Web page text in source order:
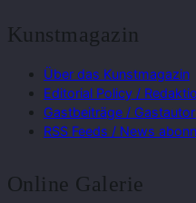
Kunstmagazin
Über das Kunstmagazin
Editorial Policy /
Gastbeiträge /
RSS Feeds / News
Online Galerie